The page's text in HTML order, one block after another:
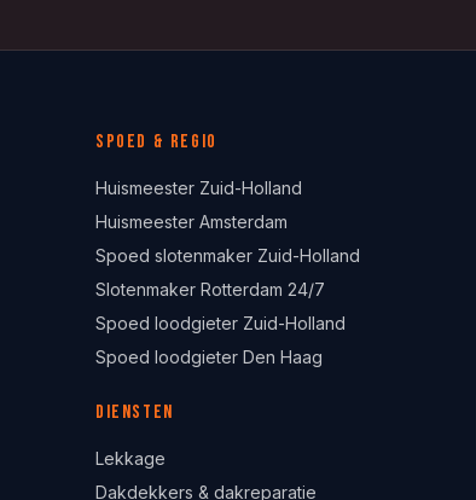
Spoed & regio
Huismeester Zuid-Holland
Huismeester Amsterdam
Spoed slotenmaker Zuid-Holland
Slotenmaker Rotterdam 24/7
Spoed loodgieter Zuid-Holland
Spoed loodgieter Den Haag
Diensten
Lekkage
Dakdekkers & dakreparatie